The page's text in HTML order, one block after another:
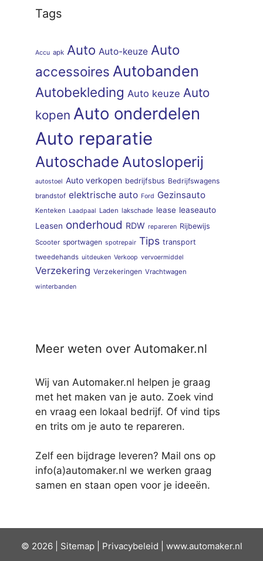
Tags
Accu apk Auto Auto-keuze Auto
accessoires Autobanden
Autobekleding Auto keuze Auto
kopen Auto onderdelen
Auto reparatie
Autoschade Autosloperij
autostoel Auto verkopen bedrijfsbus Bedrijfswagens
brandstof elektrische auto Ford Gezinsauto
Kenteken Laadpaal Laden lakschade lease leaseauto
Leasen onderhoud RDW repareren Rijbewijs
Scooter sportwagen spotrepair Tips transport
tweedehands uitdeuken Verkoop vervoermiddel
Verzekering Verzekeringen Vrachtwagen
winterbanden
Meer weten over Automaker.nl
Wij van Automaker.nl helpen je graag
met het maken van je auto. Zoek vind
en vraag een lokaal bedrijf. Of vind tips
en trits om je auto te repareren.
Zelf een bijdrage leveren? Mail ons op
info(a)automaker.nl we werken graag
samen en staan open voor je ideeën.
© 2026 | Sitemap| Privacybeleid www.automaker.nl